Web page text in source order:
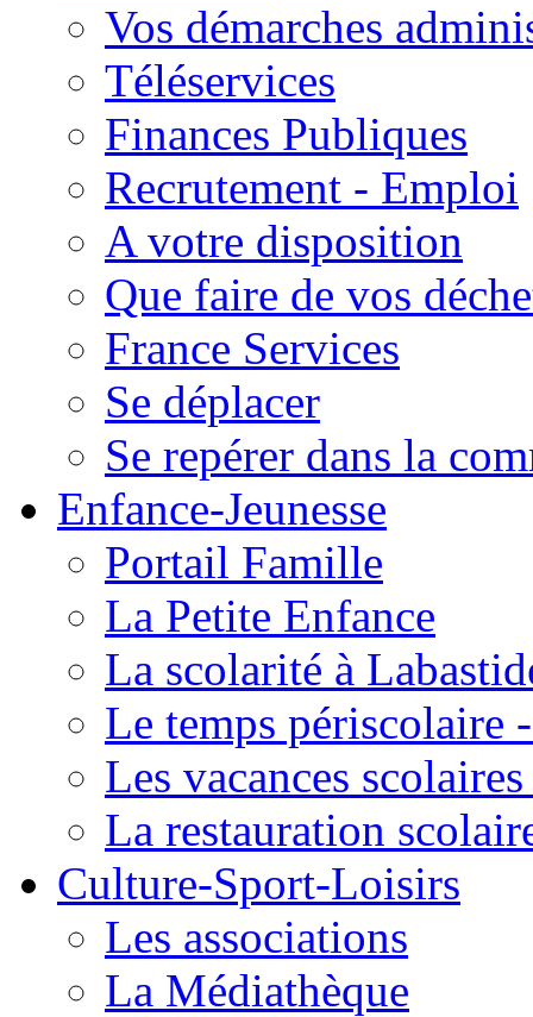
Vos démarches
Téléservices
Finances Publiques
Recrutement - Emploi
A votre disposition
Que faire de vos
France Services
Se déplacer
Se repérer dans la
Enfance-Jeunesse
Portail Famille
La Petite Enfance
La scolarité à
Le temps périscolaire
Les vacances
La restauration
Culture-Sport-Loisirs
Les associations
La Médiathèque